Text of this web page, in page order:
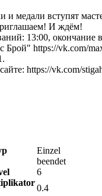
и медали вступят
И ждём!
13:00, окончание
Брой" https://vk.com/
https://vk.com/
Einzel
beendet
6
0.4